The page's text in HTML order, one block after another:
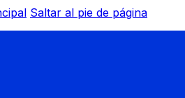
Saltar al pie de página